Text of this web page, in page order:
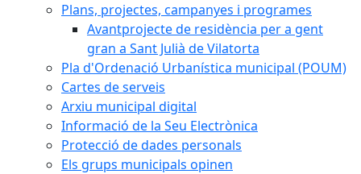
Plans, projectes, campanyes i programes
Avantprojecte de residència per a gent
gran a Sant Julià de Vilatorta
Pla d'Ordenació Urbanística municipal (POUM)
Cartes de serveis
Arxiu municipal digital
Informació de la Seu Electrònica
Protecció de dades personals
Els grups municipals opinen